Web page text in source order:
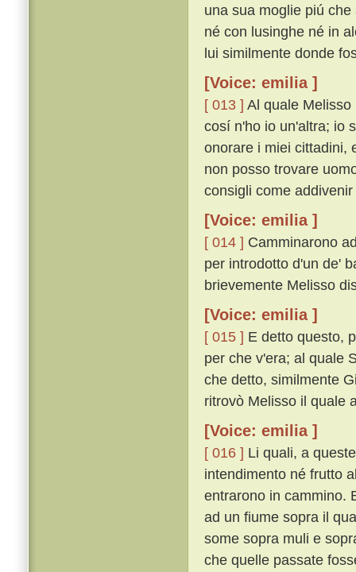
una sua moglie piú
né con lusinghe né in
lui similmente donde
[Voice: emilia ]
[ 013 ] Al quale Melisso
cosí n'ho io un'altra; io
onorare i miei cittadini,
non posso trovare
consigli come
[Voice: emilia ]
[ 014 ] Camminarono
per introdotto d'un de'
brievemente Melisso
[Voice: emilia ]
[ 015 ] E detto questo,
per che v'era; al quale
che detto, similmente
ritrovò Melisso il quale
[Voice: emilia ]
[ 016 ] Li quali, a
intendimento né frutto
entrarono in cammino.
ad un fiume sopra il
some sopra muli e
che quelle passate